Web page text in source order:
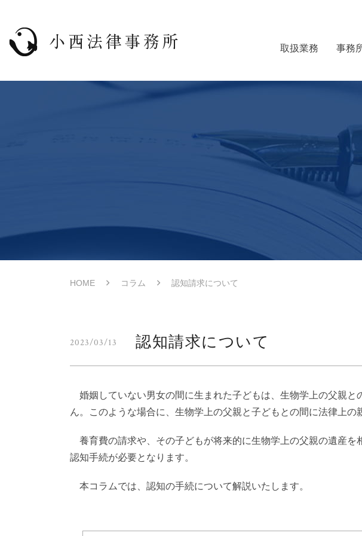
取扱業務 事務
HOME コラム 認知請求について
2023/03/13 認知請求について
婚姻していない男女の間に生まれた子どもは、生物学上の父親と
ん。このような場合に、生物学上の父親と子どもとの間に法律上の
養育費の請求や、その子どもが将来的に生物学上の父親の遺産を
認知手続が必要となります。
本コラムでは、認知の手続について解説いたします。